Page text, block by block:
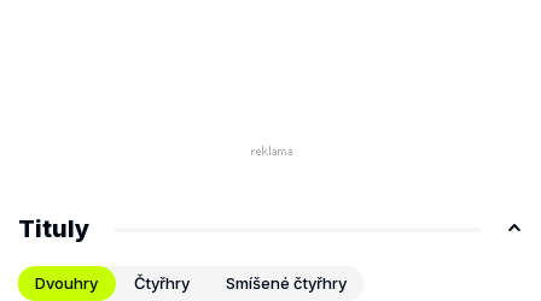
Tituly
Dvouhry Čtyřhry Smíšené čtyřhry